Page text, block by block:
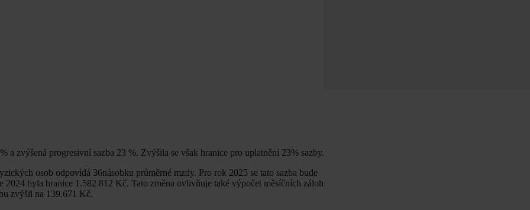
a zvýšená progresivní sazba 23 %. Zvýšila se však hranice pro uplatnění 23% sazby.
osob odpovídá 36násobku průměrné mzdy. Pro rok 2025 se tato sazba bude
byla hranice 1.582.812 Kč. Tato změna ovlivňuje také výpočet měsíčních záloh
zvýšil na 139.671 Kč.